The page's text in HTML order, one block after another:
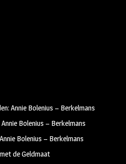
Annie Bolenius – Berkelmans
Bolenius – Berkelmans
Bolenius – Berkelmans
de Geldmaat